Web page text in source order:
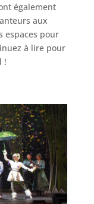
également
aux
espaces pour
à lire pour
!